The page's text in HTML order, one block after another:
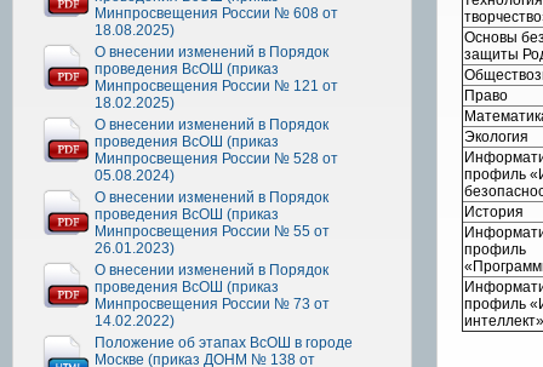
Минпросвещения России № 608 от
18.08.2025)
О внесении изменений в Порядок
проведения ВсОШ (приказ
Минпросвещения России № 121 от
18.02.2025)
О внесении изменений в Порядок
проведения ВсОШ (приказ
Минпросвещения России № 528 от
05.08.2024)
О внесении изменений в Порядок
проведения ВсОШ (приказ
Минпросвещения России № 55 от
26.01.2023)
О внесении изменений в Порядок
проведения ВсОШ (приказ
Минпросвещения России № 73 от
14.02.2022)
Положение об этапах ВсОШ в городе
Москве (приказ ДОНМ № 138 от
Основы
защиты
Право
Экология
профиль
История
профиль
профиль
интеллект»